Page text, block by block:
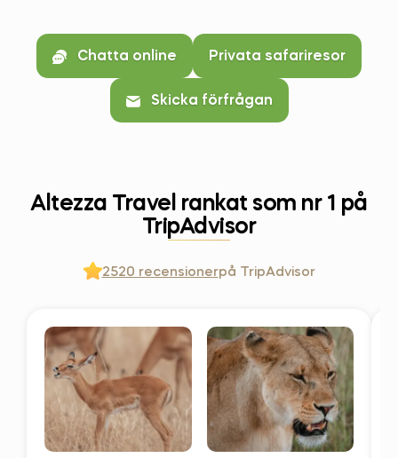
Chatta online Privata safariresor
Skicka förfrågan
Altezza Travel rankat som nr 1 på
TripAdvisor
2520 recensionerpå TripAdvisor